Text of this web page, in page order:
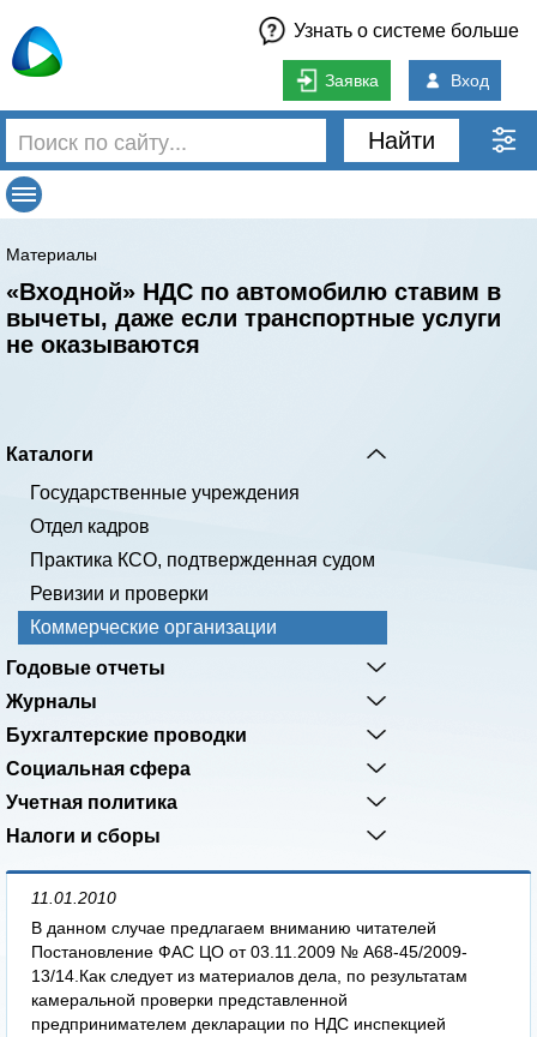
Узнать о системе больше
Заявка Вход
Найти
Материалы
«Входной» НДС по автомобилю ставим в
вычеты, даже если транспортные услуги
не оказываются
Каталоги
Государственные учреждения
Отдел кадров
Практика КСО, подтвержденная судом
Ревизии и проверки
Коммерческие организации
Годовые отчеты
Журналы
Бухгалтерские проводки
Социальная сфера
Учетная политика
Налоги и сборы
11.01.2010
В данном случае предлагаем вниманию читателей
Постановление ФАС ЦО от 03.11.2009 № А68-45/2009-
13/14.Как следует из материалов дела, по результатам
камеральной проверки представленной
предпринимателем декларации по НДС инспекцией